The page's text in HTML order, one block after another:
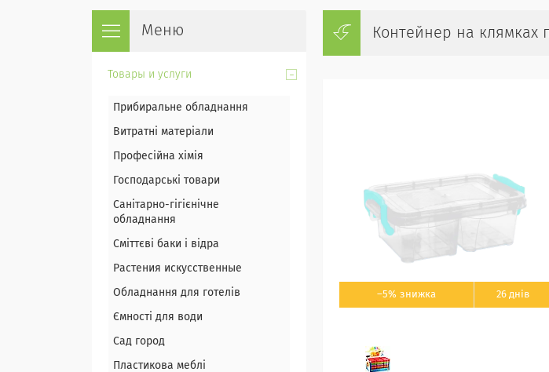
Контейнер на клямках
–5% 26 днів
Товары и услуги
Прибиральне обладнання
Витратні матеріали
Професійна хімія
Господарські товари
Санітарно-гігієнічне
обладнання
Сміттєві баки і відра
Растения искусственные
Обладнання для готелів
Ємності для води
Сад город
Пластикова меблі